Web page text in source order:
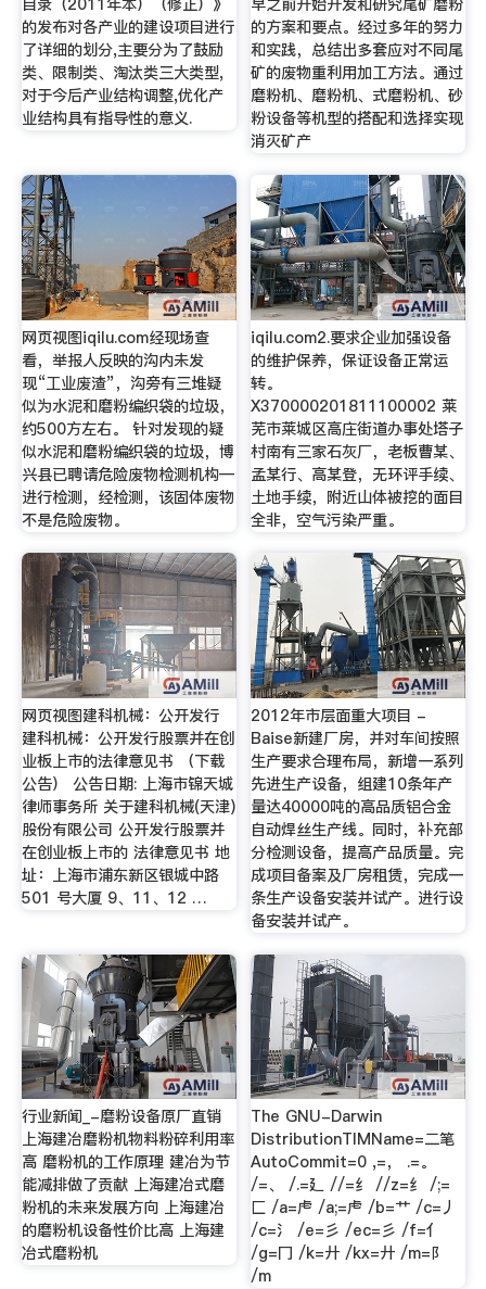
目录（2011年本）（修正）》
的发布对各产业的建设项目进行
了详细的划分,主要分为了鼓励
类、限制类、淘汰类三大类型,
对于今后产业结构调整,优化产
业结构具有指导性的意义.
早之前开始开发和研究尾矿磨粉
的方案和要点。经过多年的努力
和实践，总结出多套应对不同尾
矿的废物重利用加工方法。通过
磨粉机、磨粉机、式磨粉机、砂
粉设备等机型的搭配和选择实现
消灭矿产
网页视图iqilu.com经现场查
看，举报人反映的沟内未发
现“工业废渣”，沟旁有三堆疑
似为水泥和磨粉编织袋的垃圾，
约500方左右。 针对发现的疑
似水泥和磨粉编织袋的垃圾，博
兴县已聘请危险废物检测机构—
进行检测，经检测，该固体废物
不是危险废物。
iqilu.com2.要求企业加强设备
的维护保养，保证设备正常运
转。
X370000201811100002 莱
芜市莱城区高庄街道办事处塔子
村南有三家石灰厂，老板曹某、
孟某行、高某登，无环评手续、
土地手续，附近山体被挖的面目
全非，空气污染严重。
网页视图建科机械：公开发行
建科机械：公开发行股票并在创
业板上市的法律意见书 （下载
公告） 公告日期: 上海市锦天城
律师事务所 关于建科机械(天津)
股份有限公司 公开发行股票并
在创业板上市的 法律意见书 地
址：上海市浦东新区银城中路
501 号大厦 9、11、12 …
2012年市层面重大项目 -
Baise新建厂房，并对车间按照
生产要求合理布局，新增一系列
先进生产设备，组建10条年产
量达40000吨的高品质铝合金
自动焊丝生产线。同时，补充部
分检测设备，提高产品质量。完
成项目备案及厂房租赁，完成一
条生产设备安装并试产。进行设
备安装并试产。
行业新闻_-磨粉设备原厂直销
上海建冶磨粉机物料粉碎利用率
高 磨粉机的工作原理 建冶为节
能减排做了贡献 上海建冶式磨
粉机的未来发展方向 上海建冶
的磨粉机设备性价比高 上海建
冶式磨粉机
The GNU-Darwin
DistributionTIMName=二笔
AutoCommit=0 ,=， .=。
/=、 /.=廴 //=纟 //z=纟 /;=
匚 /a=虍 /a;=虍 /b=艹 /c=丿
/c=氵 /e=彡 /ec=彡 /f=亻
/g=冂 /k=廾 /kx=廾 /m=阝
/m